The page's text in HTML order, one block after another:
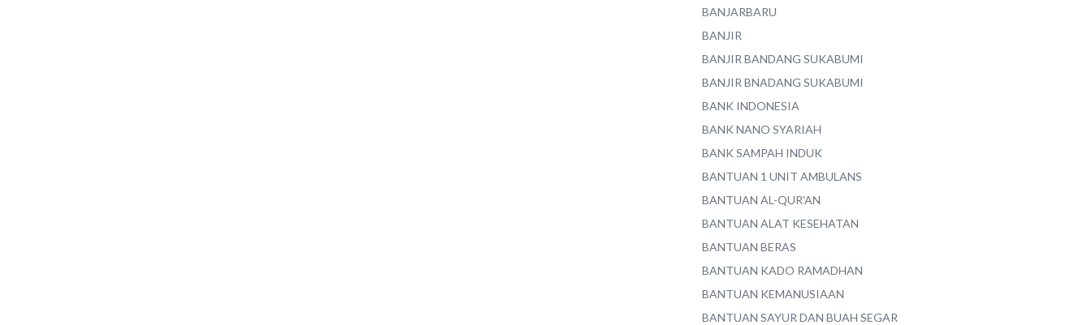
BANJARBARU
BANJIR
BANJIR BANDANG SUKABUMI
BANJIR BNADANG SUKABUMI
BANK INDONESIA
BANK NANO SYARIAH
BANK SAMPAH INDUK
BANTUAN 1 UNIT AMBULANS
BANTUAN AL-QUR'AN
BANTUAN ALAT KESEHATAN
BANTUAN BERAS
BANTUAN KADO RAMADHAN
BANTUAN KEMANUSIAAN
BANTUAN SAYUR DAN BUAH SEGAR